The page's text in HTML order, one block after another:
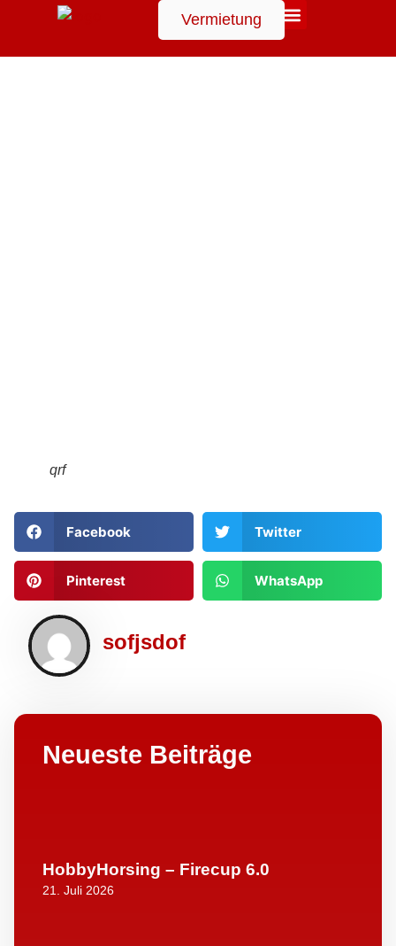
Suchen
Vermietung
qrf
Facebook Twitter
Pinterest WhatsApp
sofjsdof
Neueste Beiträge
HobbyHorsing – Firecup 6.0
21. Juli 2026